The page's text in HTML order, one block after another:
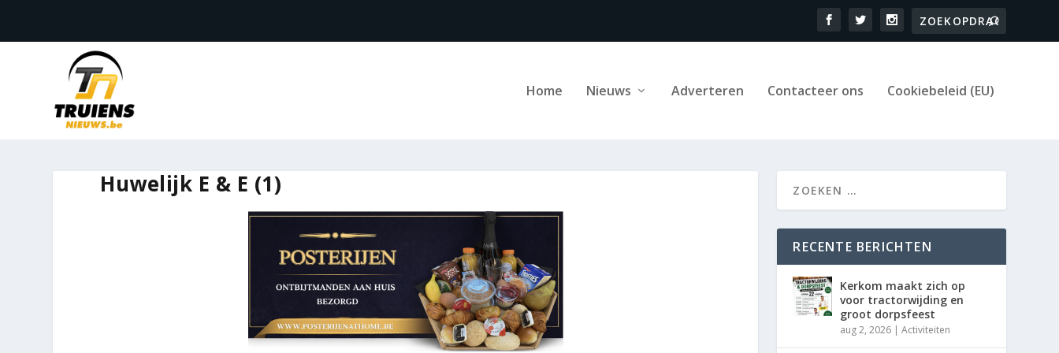
Home Nieuws Adverteren Contacteer ons Cookiebeleid (EU)
Huwelijk E & E (1)
RECENTE BERICHTEN
Kerkom maakt zich op
voor tractorwijding en
groot dorpsfeest
aug 2, 2026 |Activiteiten